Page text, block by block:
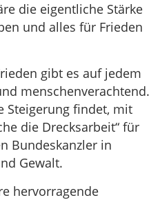
die eigentliche Stärke
und alles für Frieden
gibt es auf jedem
menschenverachtend.
Steigerung findet, mit
die Drecksarbeit“ für
Bundeskanzler in
Gewalt.
hervorragende